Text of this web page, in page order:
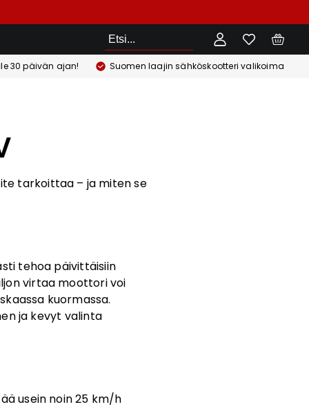
Etsi
30 päivän ajan! Suomen laajin sähköskootteri valikoima
tarkoittaa – ja miten se
tehoa päivittäisiin
virtaa moottori voi
kuormassa.
ja kevyt valinta
usein noin 25 km/h